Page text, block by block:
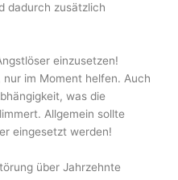
dadurch zusätzlich
einzusetzen!
im Moment helfen. Auch
was die
Allgemein sollte
eingesetzt wer­den!
über Jahrzehnte